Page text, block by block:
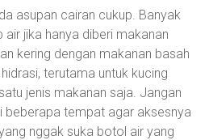
asupan cairan cukup. Banyak
jika hanya diberi makanan
kering dengan makanan basah
terutama untuk kucing
jenis makanan saja. Jangan
beberapa tempat agar aksesnya
nggak suka botol air yang